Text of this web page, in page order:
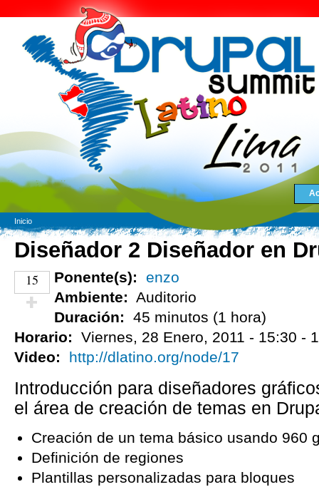
Inicio
Diseñador 2 Diseñador en
15
¡Vota positivo!
Ponente(s):
enzo
Ambiente: Auditorio
Duración:
45 minutos (1 hora)
Horario:
Viernes, 28 Enero, 2011 - 15:30 -
Video:
http://dlatino.org/node/17
Introducción para diseñadores
el área de creación de temas en
Creación de un tema básico usando 960
Definición de regiones
Plantillas personalizadas para bloques